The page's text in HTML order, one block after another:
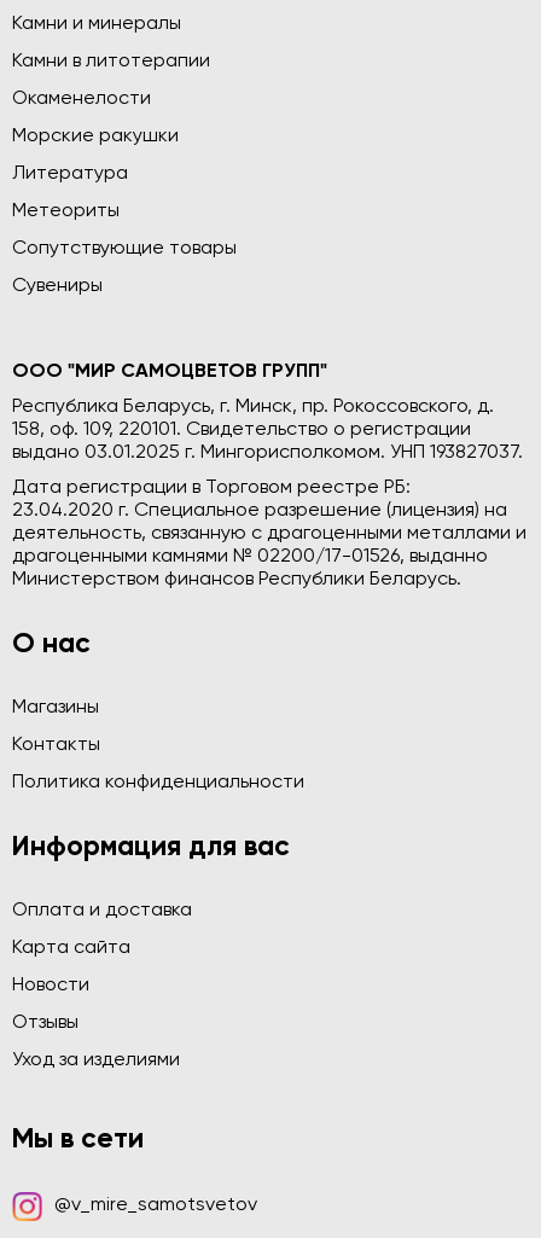
Камни и минералы
Камни в литотерапии
Окаменелости
Морские ракушки
Литература
Метеориты
Сопутствующие товары
Сувениры
ООО "МИР САМОЦВЕТОВ ГРУПП"
Республика Беларусь, г. Минск, пр. Рокоссовского, д.
158, оф. 109, 220101. Свидетельство о регистрации
выдано 03.01.2025 г. Мингорисполкомом. УНП 193827037.
Дата регистрации в Торговом реестре РБ:
23.04.2020 г. Специальное разрешение (лицензия) на
деятельность, связанную с драгоценными металлами и
драгоценными камнями № 02200/17-01526, выданно
Министерством финансов Республики Беларусь.
О нас
Магазины
Контакты
Политика конфиденциальности
Информация для вас
Оплата и доставка
Карта сайта
Новости
Отзывы
Уход за изделиями
Мы в сети
@v_mire_samotsvetov